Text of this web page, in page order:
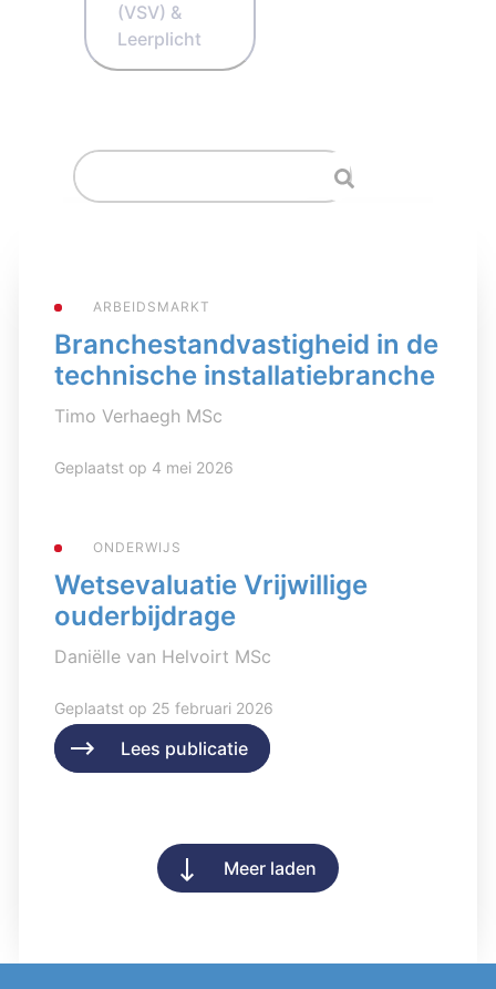
(VSV) &
Leerplicht
ARBEIDSMARKT
Branchestandvastigheid in de
technische installatiebranche
Timo Verhaegh MSc
Geplaatst op 4 mei 2026
Lees publicatie
ONDERWIJS
Wetsevaluatie Vrijwillige
ouderbijdrage
Daniëlle van Helvoirt MSc
Geplaatst op 25 februari 2026
Lees publicatie
Meer laden